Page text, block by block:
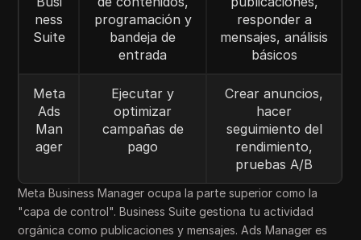
ness
Suite
programación y
bandeja de
entrada
responder a
mensajes, análisis
básicos
Meta
Ads
Man
ager
Ejecutar y
optimizar
campañas de
pago
Crear anuncios,
hacer
seguimiento del
rendimiento,
pruebas A/B
Meta Business Manager ocupa la parte superior como la
"capa de control". Business Suite gestiona tu actividad
orgánica como publicaciones y mensajes. Ads Manager es